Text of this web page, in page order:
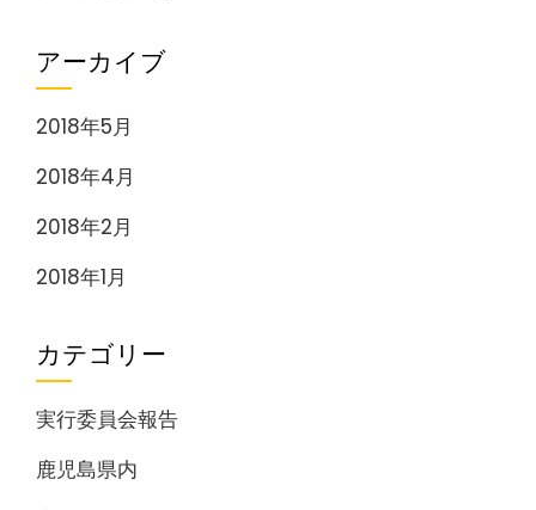
アーカイブ
2018年5月
2018年4月
2018年2月
2018年1月
カテゴリー
実行委員会報告
鹿児島県内